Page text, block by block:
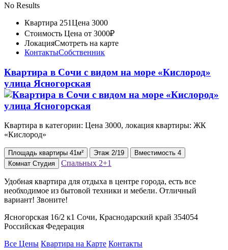
No Results
Квартира 251Цена 3000
Стоимость Цена от 3000₽
ЛокацияСмотреть на карте
КонтактыСобственник
Квартира в Сочи с видом на море «Кислород»
улица Ясногорская
Квартира в категории: Цена 3000, локация квартиры: ЖК
«Кислород»
Площадь квартиры 41м² Этаж 2/19 Вместимость 4
Комнат Студия Спальных 2+1
Удобная квартира для отдыха в центре города, есть все
необходимое из бытовой техники и мебели. Отличный
вариант! Звоните!
Ясногорская 16/2 к1 Сочи, Краснодарский край 354054
Российская Федерация
Все Цены Квартира на Карте Контакты